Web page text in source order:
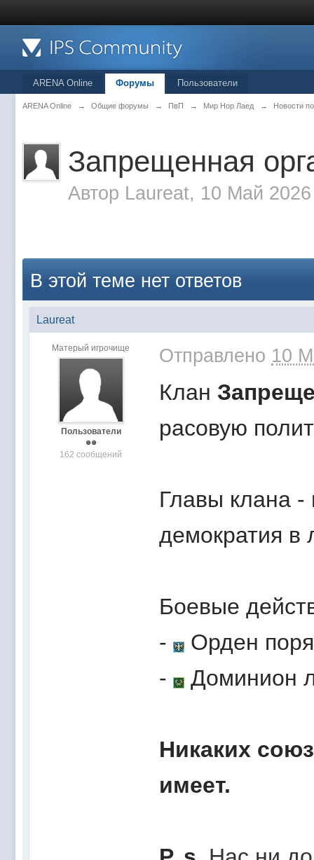
ARENA Online Форумы Пользователи
ARENA Online → Общие форумы → ПвП → Мир Нор Лаед → Новости
Запрещенная
Автор Laureat, 10 Май
В этой теме нет ответов
Laureat
Матерый игрочище
Пользователи
162 сообщений
Отправлено 10
Клан
расовую
Главы клана -
демократия в
Боевые
-
Орден
-
Доминион
Никаких
имеет.